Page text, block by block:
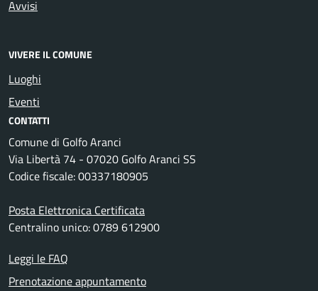
Avvisi
VIVERE IL COMUNE
Luoghi
Eventi
CONTATTI
Comune di Golfo Aranci
Via Libertà 74 - 07020 Golfo Aranci SS
Codice fiscale: 00337180905
Posta Elettronica Certificata
Centralino unico: 0789 612900
Leggi le FAQ
Prenotazione appuntamento